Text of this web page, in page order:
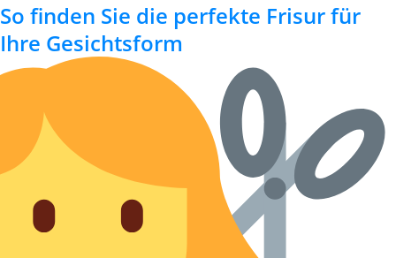
So finden Sie die perfekte Frisur für
Ihre Gesichtsform